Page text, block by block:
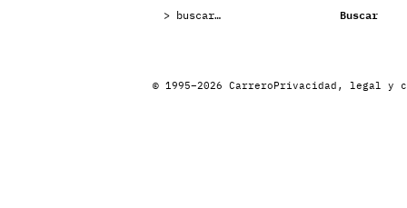
Buscar
© 1995–2026 CarreroPrivacidad, legal y